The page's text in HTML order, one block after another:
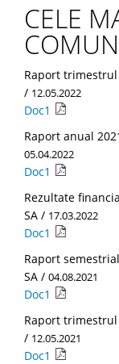
CELE
Raport trimestrul
/ 12.05.2022
Doc1
Raport anual
05.04.2022
Doc1
Rezultate
SA / 17.03.2022
Doc1
Raport semestrial
SA / 04.08.2021
Doc1
Raport trimestrul
/ 12.05.2021
Doc1